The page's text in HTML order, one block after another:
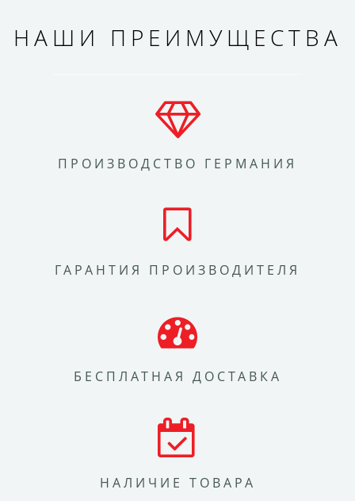
НАШИ ПРЕИМУЩЕСТВА
ПРОИЗВОДСТВО ГЕРМАНИЯ
ГАРАНТИЯ ПРОИЗВОДИТЕЛЯ
БЕСПЛАТНАЯ ДОСТАВКА
НАЛИЧИЕ ТОВАРА